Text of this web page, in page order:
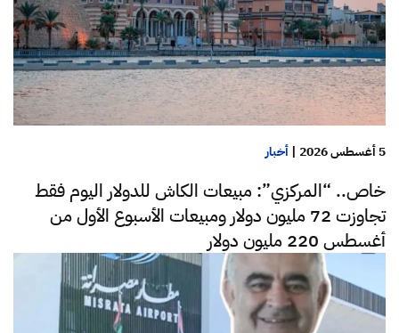
5 أغسطس 2026 | أخبار
خاص.. “المركزي”: مبيعات الكاش للدولار اليوم فقط
تجاوزت 72 مليون دولار ومبيعات الأسبوع الأول من
أغسطس 220 مليون دولار